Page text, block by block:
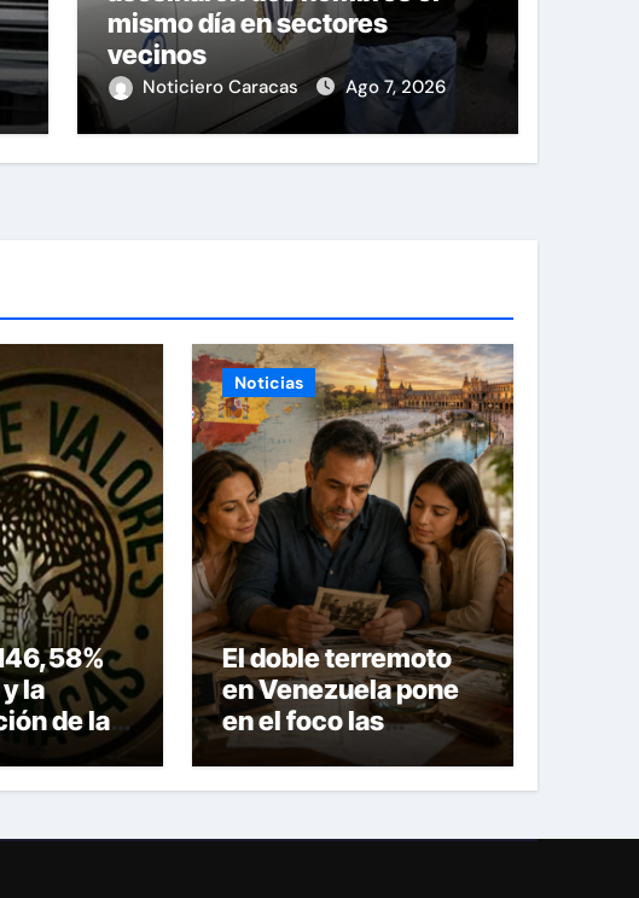
mismo día en sectores
vecinos
Noticiero Caracas Ago 7, 2026
la
de la
Noticias
El doble terremoto
en Venezuela pone
en el foco las
alternativas legales
para solicitar la
parte de personas